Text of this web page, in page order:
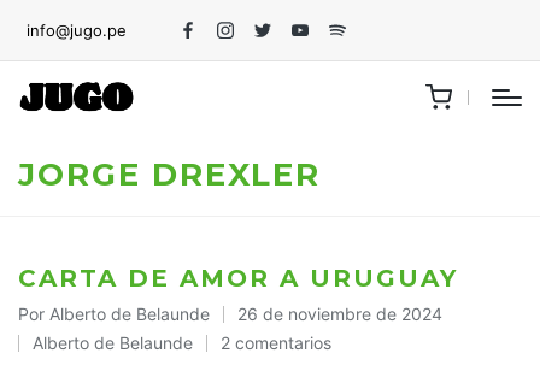
info@jugo.pe
FacebookInstagram
TwitterYoutubeSpotify
JORGE DREXLER
CARTA DE AMOR A URUGUAY
Publicado
por
Por Alberto de Belaunde 26 de noviembre de 2024
Publicado
Alberto de Belaunde 2 comentarios